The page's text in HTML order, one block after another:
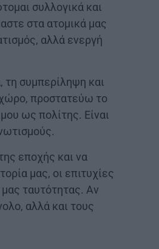
συλλογικά και
στα ατομικά μας
αλλά ενεργή
τη συμπερίληψη και
χώρο, προστατεύω το
ως πολίτης. Είναι
εποχής και να
μας, οι επιτυχίες
μας ταυτότητας. Αν
αλλά και τους